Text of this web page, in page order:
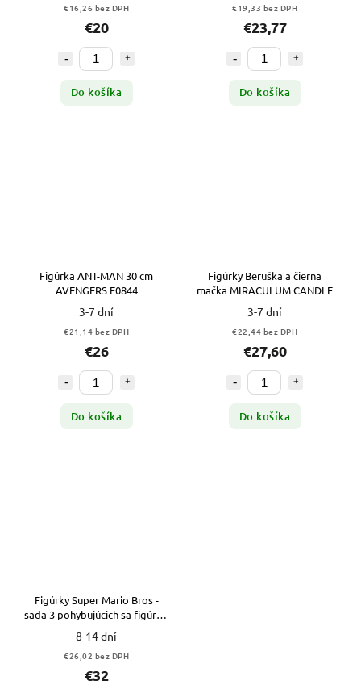
€16,26 bez DPH
€20
Do košíka
€19,33 bez DPH
€23,77
Do košíka
Figúrka ANT-MAN 30 cm
AVENGERS E0844
3-7 dní
€21,14 bez DPH
€26
Do košíka
Figúrky Beruška a čierna
mačka MIRACULUM CANDLE
3-7 dní
€22,44 bez DPH
€27,60
Do košíka
Figúrky Super Mario Bros -
sada 3 pohybujúcich sa figúrok
11 cm
8-14 dní
€26,02 bez DPH
€32